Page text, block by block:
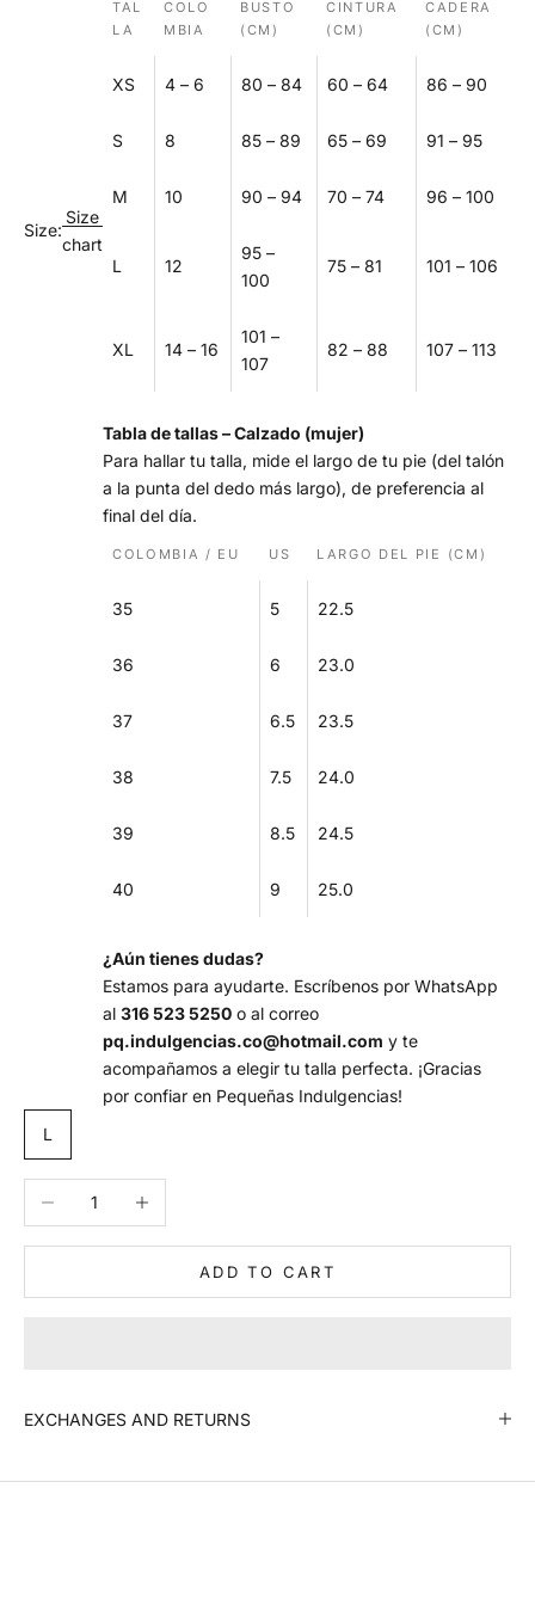
Size:
Size
chart
TAL
LA
COLO
MBIA
BUSTO
(CM)
CINTURA
(CM)
CADERA
(CM)
XS 4 – 6 80 – 84 60 – 64 86 – 90
S 8 85 – 89 65 – 69 91 – 95
M 10 90 – 94 70 – 74 96 – 100
L 12
95 –
100
75 – 81 101 – 106
XL 14 – 16
101 –
107
82 – 88 107 – 113
Tabla de tallas – Calzado (mujer)
Para hallar tu talla, mide el largo de tu pie (del talón
a la punta del dedo más largo), de preferencia al
final del día.
COLOMBIA / EU US LARGO DEL PIE (CM)
35 5 22.5
36 6 23.0
37 6.5 23.5
38 7.5 24.0
39 8.5 24.5
40 9 25.0
¿Aún tienes dudas?
Estamos para ayudarte. Escríbenos por WhatsApp
al 316 523 5250 o al correo
pq.indulgencias.co@hotmail.com y te
acompañamos a elegir tu talla perfecta. ¡Gracias
por confiar en Pequeñas Indulgencias!
L
Decrease quantityIncrease quantity
ADD TO CART
EXCHANGES AND RETURNS